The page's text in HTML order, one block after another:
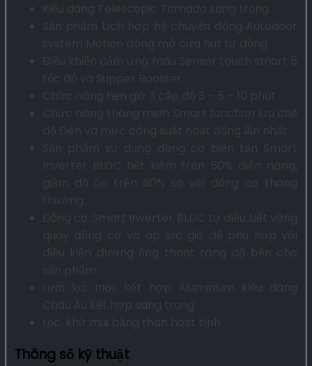
Kiểu dáng Telescopic Tornado sang trọng
Sản phẩm tích hợp hệ chuyển động Autodoor
system Motion đóng mở cửa hút tự động
Điều khiển cảm ứng màu Sensor touch smart 5
tốc độ và Supper Booster
Chức năng hẹn giờ 3 cấp độ 3 – 5 – 10 phút
Chức năng thông minh Smart function lưu chế
độ Đèn và mức công suất hoạt động lần nhất.
Sản phẩm sử dụng động cơ biến tần Smart
Inverter BLDC tiết kiệm trên 50% điện năng,
giảm độ ồn trên 60% so với động cơ thông
thường.
Động cơ Smart Inverter BLDC tự điều tiết vòng
quay động cơ và áp lực gió để phù hợp với
điều kiện đường ống thoát tăng độ bền cho
sản phẩm.
Lưới lọc Inox kết hợp Aluminium kiểu dáng
Châu Âu kết hợp sang trọng
Lọc, khử mùi bằng than hoạt tính
Thông số kỹ thuật